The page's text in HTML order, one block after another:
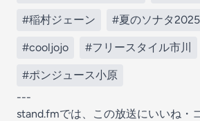
#稲村ジェーン #夏のソナタ2025
#cooljojo #フリースタイル市川
#ポンジュース小原
---
stand.fmでは、この放送にいいね・